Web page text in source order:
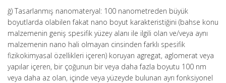
ğ) Tasarlanmış nanomateryal: 100 nanometreden büyük
boyutlarda olabilen fakat nano boyut karakteristiğini (bahse konu
malzemenin geniş spesifik yüzey alanı ile ilgili olan ve/veya aynı
malzemenin nano hali olmayan cinsinden farklı spesifik
fizikokimyasal özellikleri içeren) koruyan agregat, aglomerat veya
yapılar içeren, bir çoğunun bir veya daha fazla boyutu 100 nm
veya daha az olan, içinde veya yüzeyde bulunan ayrı fonksiyonel